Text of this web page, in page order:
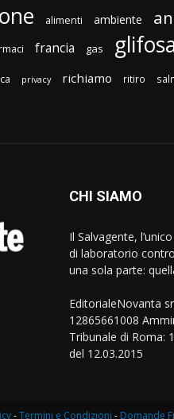
alimenti ambiente
francia gas
privacy richiamo ritiro
CHI SIAMO
Il Salvagente,
di laboratorio
una sola parte:
EditorialeNovanta
12865661008
Tribunale di Roma:
del 12.03.2015
-Termini e Condizioni - Domande